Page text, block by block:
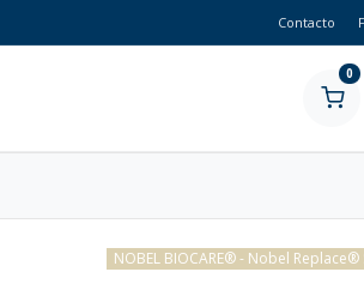
Contacto
0
NOBEL BIOCARE® - Nobel Replace®